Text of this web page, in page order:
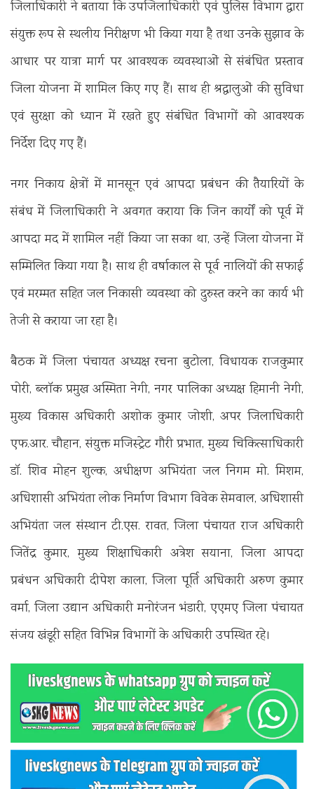
जिलाधिकारी ने बताया कि उपजिलाधिकारी एवं पुलिस विभाग द्वारा
संयुक्त रूप से स्थलीय निरीक्षण भी किया गया है तथा उनके सुझाव के
आधार पर यात्रा मार्ग पर आवश्यक व्यवस्थाओं से संबंधित प्रस्ताव
जिला योजना में शामिल किए गए हैं। साथ ही श्रद्धालुओं की सुविधा
एवं सुरक्षा को ध्यान में रखते हुए संबंधित विभागों को आवश्यक
निर्देश दिए गए हैं।
नगर निकाय क्षेत्रों में मानसून एवं आपदा प्रबंधन की तैयारियों के
संबंध में जिलाधिकारी ने अवगत कराया कि जिन कार्यों को पूर्व में
आपदा मद में शामिल नहीं किया जा सका था, उन्हें जिला योजना में
सम्मिलित किया गया है। साथ ही वर्षाकाल से पूर्व नालियों की सफाई
एवं मरम्मत सहित जल निकासी व्यवस्था को दुरुस्त करने का कार्य भी
तेजी से कराया जा रहा है।
बैठक में जिला पंचायत अध्यक्ष रचना बुटोला, विधायक राजकुमार
पोरी, ब्लॉक प्रमुख अस्मिता नेगी, नगर पालिका अध्यक्ष हिमानी नेगी,
मुख्य विकास अधिकारी अशोक कुमार जोशी, अपर जिलाधिकारी
एफ.आर. चौहान, संयुक्त मजिस्ट्रेट गौरी प्रभात, मुख्य चिकित्साधिकारी
डॉ. शिव मोहन शुल्क, अधीक्षण अभियंता जल निगम मो. मिशम,
अधिशासी अभियंता लोक निर्माण विभाग विवेक सेमवाल, अधिशासी
अभियंता जल संस्थान टी.एस. रावत, जिला पंचायत राज अधिकारी
जितेंद्र कुमार, मुख्य शिक्षाधिकारी अत्रेश सयाना, जिला आपदा
प्रबंधन अधिकारी दीपेश काला, जिला पूर्ति अधिकारी अरुण कुमार
वर्मा, जिला उद्यान अधिकारी मनोरंजन भंडारी, एएमए जिला पंचायत
संजय खंडूरी सहित विभिन्न विभागों के अधिकारी उपस्थित रहे।